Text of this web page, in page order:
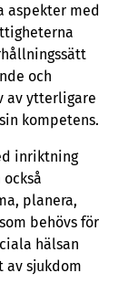
aspekter med
och
av ytterligare
kompetens.
inriktning
planera,
behövs för
hälsan
av sjukdom